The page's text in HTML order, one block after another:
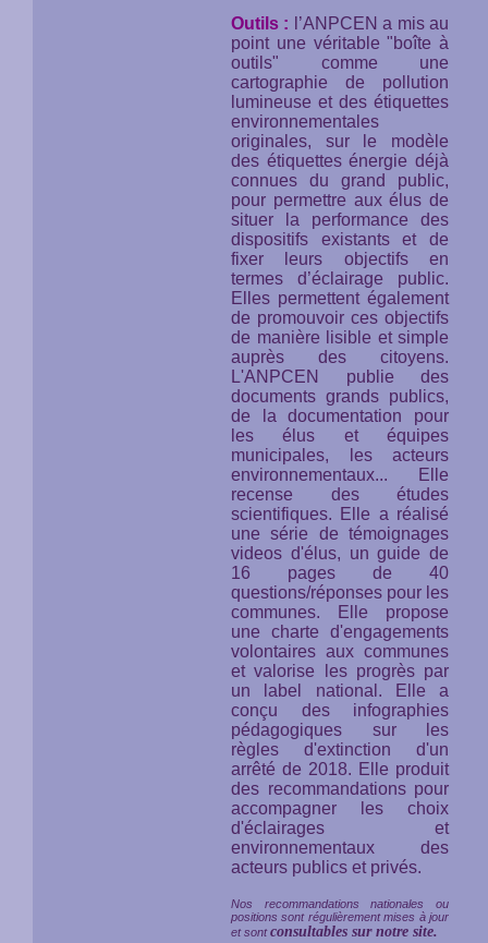
Outils :
l’ANPCEN a mis au
point une véritable "boîte à
outils" comme une
cartographie de pollution
lumineuse et des étiquettes
environnementales
originales, sur le modèle
des étiquettes énergie déjà
connues du grand public,
pour permettre aux élus de
situer la performance des
dispositifs existants et de
fixer leurs objectifs en
termes d’éclairage public.
Elles permettent également
de promouvoir ces objectifs
de manière lisible et simple
auprès des citoyens.
L'ANPCEN publie des
documents grands publics,
de la documentation pour
les élus et équipes
municipales, les acteurs
environnementaux... Elle
recense des études
scientifiques. Elle a réalisé
une série de témoignages
videos d'élus, un guide de
16 pages de 40
questions/réponses pour les
communes. Elle propose
une charte d'engagements
volontaires aux communes
et valorise les progrès par
un label national. Elle a
conçu des infographies
pédagogiques sur les
règles d'extinction d'un
arrêté de 2018. Elle produit
des recommandations pour
accompagner les choix
d'éclairages et
environnementaux des
acteurs publics et privés.
Nos recommandations nationales ou
positions sont régulièrement mises à jour
et sontconsultables sur notre site.